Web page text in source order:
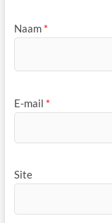
Naam *
E-mail *
Site